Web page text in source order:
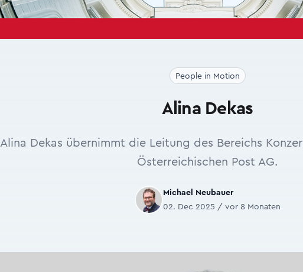
People in Motion
Alina Dekas
Alina Dekas übernimmt die Leitung des Bereichs
Österreichischen Post AG.
Michael Neubauer
02. Dec 2025 / vor 8 Monaten